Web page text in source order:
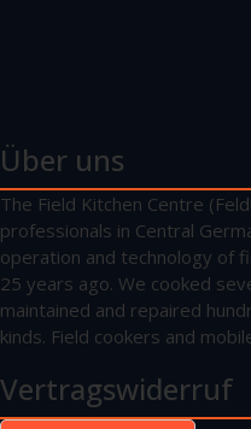
Über uns
The Field Kitchen Centre
professionals in Central
operation and technology of
25 years ago. We cooked
maintained and repaired
kinds. Field cookers and
Vertragswiderruf